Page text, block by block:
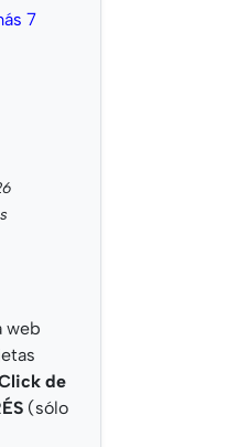
7
web
de
(sólo